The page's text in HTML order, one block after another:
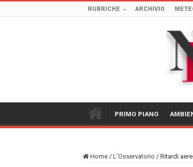
RUBRICHE ARCHIVIO
PRIMO PIANO
Home / L'Osservatorio / Ritardi